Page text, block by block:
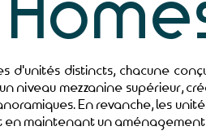
d'unités distincts, chacune
niveau mezzanine supérieur,
En revanche, les
en maintenant un